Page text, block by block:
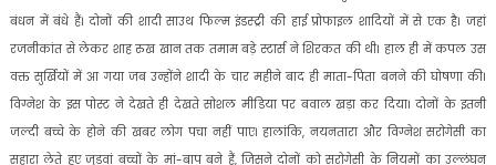
बंधन में बंधे हैं। दोनों की शादी साउथ फिल्म इंडस्ट्री की हाई प्रोफाइल शादियों में से एक है। जहां
रजनीकांत से लेकर शाह रुख खान तक तमाम बड़े स्टार्स ने शिरकत की थी। हाल ही में कपल उस
वक्त सुर्खियों में आ गया जब उन्होंने शादी के चार महीने बाद ही माता-पिता बनने की घोषणा की।
विग्नेश के इस पोस्ट ने देखते ही देखते सोशल मीडिया पर बवाल खड़ा कर दिया। दोनों के इतनी
जल्दी बच्चे के होने की खबर लोग पचा नहीं पाए। हालांकि, नयनतारा और विग्नेश सरोगेसी का
सहारा लेते हुए जुड़वां बच्चों के मां-बाप बने हैं, जिसने दोनों को सरोगेसी के नियमों का उल्लंघन